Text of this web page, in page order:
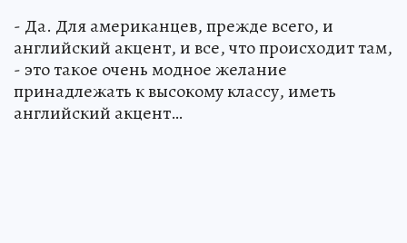
- Да. Для американцев, прежде всего, и
английский акцент, и все, что происходит там,
- это такое очень модное желание
принадлежать к высокому классу, иметь
английский акцент…